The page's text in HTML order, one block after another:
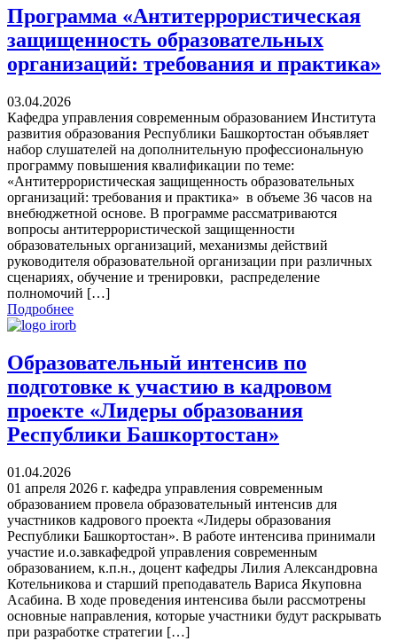
Программа «Антитеррористическая
защищенность образовательных
организаций: требования и практика»
03.04.2026
Кафедра управления современным образованием Института
развития образования Республики Башкортостан объявляет
набор слушателей на дополнительную профессиональную
программу повышения квалификации по теме:
«Антитеррористическая защищенность образовательных
организаций: требования и практика» в объеме 36 часов на
внебюджетной основе. В программе рассматриваются
вопросы антитеррористической защищенности
образовательных организаций, механизмы действий
руководителя образовательной организации при различных
сценариях, обучение и тренировки, распределение
полномочий […]
Подробнее
Образовательный интенсив по
подготовке к участию в кадровом
проекте «Лидеры образования
Республики Башкортостан»
01.04.2026
01 апреля 2026 г. кафедра управления современным
образованием провела образовательный интенсив для
участников кадрового проекта «Лидеры образования
Республики Башкортостан». В работе интенсива принимали
участие и.о.завкафедрой управления современным
образованием, к.п.н., доцент кафедры Лилия Александровна
Котельникова и старший преподаватель Вариса Якуповна
Асабина. В ходе проведения интенсива были рассмотрены
основные направления, которые участники будут раскрывать
при разработке стратегии […]